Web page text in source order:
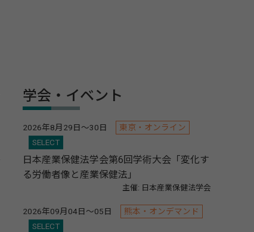
学会・イベント
2026年8月29日～30日
東京・オンライン
SELECT
日本産業保健法学会第6回学術大会「変化す
る労働者像と産業保健法」
主催: 日本産業保健法学会
2026年09月04日～05日
熊本・オンデマンド
SELECT